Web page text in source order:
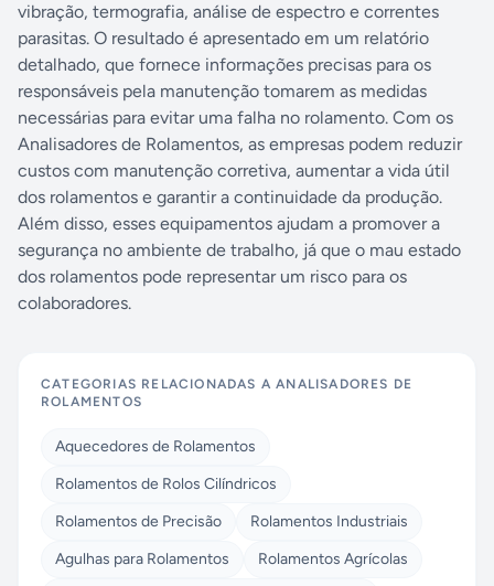
vibração, termografia, análise de espectro e correntes
parasitas. O resultado é apresentado em um relatório
detalhado, que fornece informações precisas para os
responsáveis pela manutenção tomarem as medidas
necessárias para evitar uma falha no rolamento. Com os
Analisadores de Rolamentos, as empresas podem reduzir
custos com manutenção corretiva, aumentar a vida útil
dos rolamentos e garantir a continuidade da produção.
Além disso, esses equipamentos ajudam a promover a
segurança no ambiente de trabalho, já que o mau estado
dos rolamentos pode representar um risco para os
colaboradores.
CATEGORIAS RELACIONADAS AANALISADORES DE
ROLAMENTOS
Aquecedores de Rolamentos
Rolamentos de Rolos Cilíndricos
Rolamentos de Precisão
Rolamentos Industriais
Agulhas para Rolamentos
Rolamentos Agrícolas